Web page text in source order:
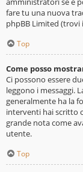
fare tu una nuova
phpBB Limited (trovi
Top
Come posso
Ci possono essere
leggono i messaggi.
generalmente ha la
interventi hai scritto
grande nota come
utente.
Top